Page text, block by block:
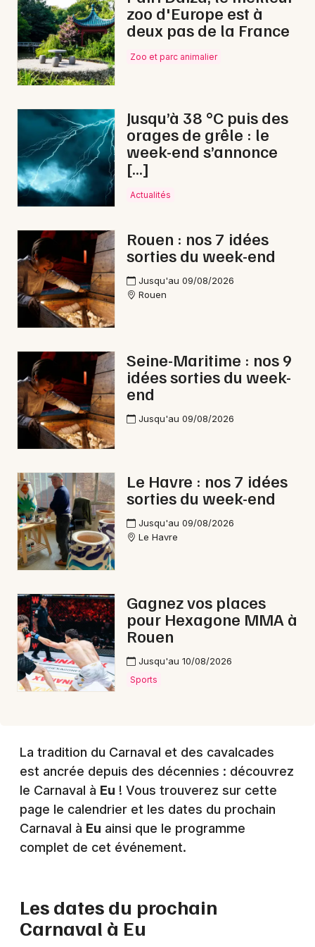
Carnaval en Normandie
Artistes en tournée
Actus à Eu
Magazine à Eu
76 - Seine-Maritime
Choisir mes départements
Mon email
zoo d'Europe est à
deux pas de la France
Zoo et parc animalier
Jusqu’à 38 °C puis des
orages de grêle : le
week-end s’annonce
[…]
Actualités
Rouen : nos 7 idées
sorties du week-end
Jusqu'au 09/08/2026
Rouen
Seine-Maritime : nos 9
idées sorties du week-
end
Jusqu'au 09/08/2026
Le Havre : nos 7 idées
sorties du week-end
Jusqu'au 09/08/2026
Le Havre
Gagnez vos places
pour Hexagone MMA à
Rouen
Jusqu'au 10/08/2026
Sports
La tradition du Carnaval et des cavalcades
est ancrée depuis des décennies : découvrez
le Carnaval à Eu ! Vous trouverez sur cette
page le calendrier et les dates du prochain
Carnaval à Eu ainsi que le programme
complet de cet événement.
Les dates du prochain
Carnaval à Eu